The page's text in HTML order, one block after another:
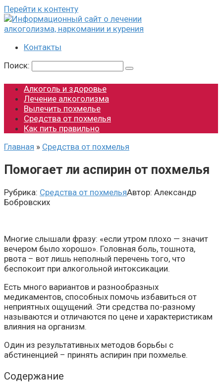
Перейти к контенту
Контакты
Поиск:
Алкоголь и здоровье
Лечение алкоголизма
Вылечить похмелье
Средства от похмелья
Как пить правильно
Главная » Средства от похмелья
Помогает ли аспирин от похмелья
Рубрика: Средства от похмельяАвтор: Александр
Бобровских
Многие слышали фразу: «если утром плохо — значит
вечером было хорошо». Головная боль, тошнота,
рвота – вот лишь неполный перечень того, что
беспокоит при алкогольной интоксикации.
Есть много вариантов и разнообразных
медикаментов, способных помочь избавиться от
неприятных ощущений. Эти средства по-разному
называются и отличаются по цене и характеристикам
влияния на организм.
Один из результативных методов борьбы с
абстиненцией – принять аспирин при похмелье.
Содержание